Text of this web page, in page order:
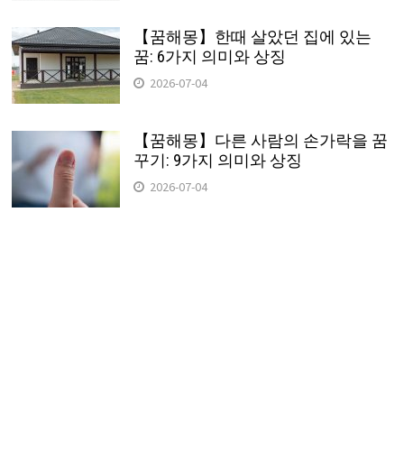
【꿈해몽】한때 살았던 집에 있는
꿈: 6가지 의미와 상징
2026-07-04
【꿈해몽】다른 사람의 손가락을 꿈
꾸기: 9가지 의미와 상징
2026-07-04